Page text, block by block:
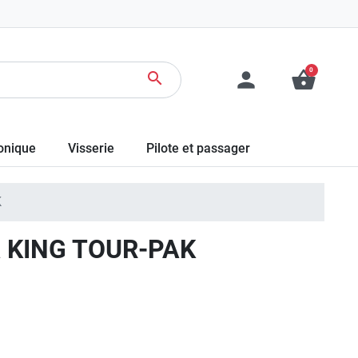
search person shopping_basket
0
Visserie Pilote et passager
TOUR-PAK